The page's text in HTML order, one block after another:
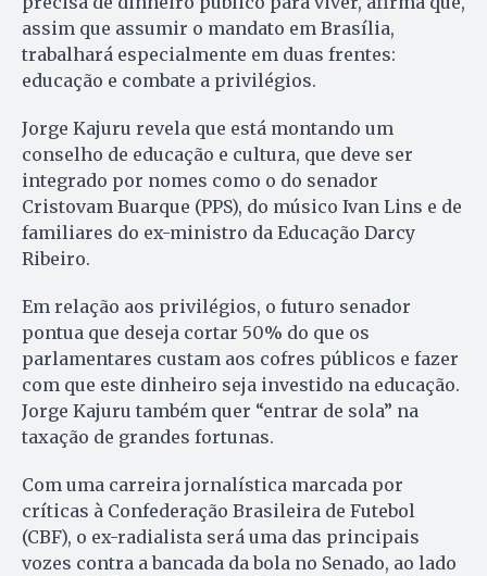
assim que assumir o mandato em Brasília,
trabalhará especialmente em duas frentes:
educação e combate a privilégios.
Jorge Kajuru revela que está montando um
conselho de educação e cultura, que deve ser
integrado por nomes como o do senador
Cristovam Buarque (PPS), do músico Ivan Lins e de
familiares do ex-ministro da Educação Darcy
Ribeiro.
Em relação aos privilégios, o futuro senador
pontua que deseja cortar 50% do que os
parlamentares custam aos cofres públicos e fazer
com que este dinheiro seja investido na educação.
Jorge Kajuru também quer “entrar de sola” na
taxação de grandes fortunas.
Com uma carreira jornalística marcada por
críticas à Confederação Brasileira de Futebol
(CBF), o ex-radialista será uma das principais
vozes contra a bancada da bola no Senado, ao lado